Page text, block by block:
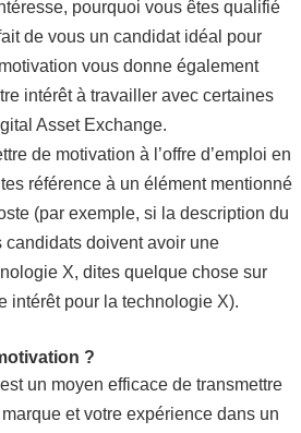
pourquoi vous êtes qualifié
de vous un candidat idéal pour
vous donne également
intérêt à travailler avec certaines
Asset Exchange.
de motivation à l’offre d’emploi en
référence à un élément mentionné
(par exemple, si la description du
candidats doivent avoir une
X, dites quelque chose sur
intérêt pour la technologie X).
?
un moyen efficace de transmettre
et votre expérience dans un